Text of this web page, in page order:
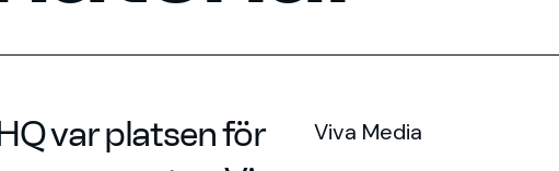
var platsen för
Viva Media